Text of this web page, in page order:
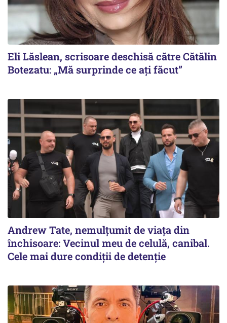
Eli Lăslean, scrisoare deschisă către Cătălin
Botezatu: „Mă surprinde ce ați făcut”
Andrew Tate, nemulțumit de viața din
închisoare: Vecinul meu de celulă, canibal.
Cele mai dure condiții de detenție